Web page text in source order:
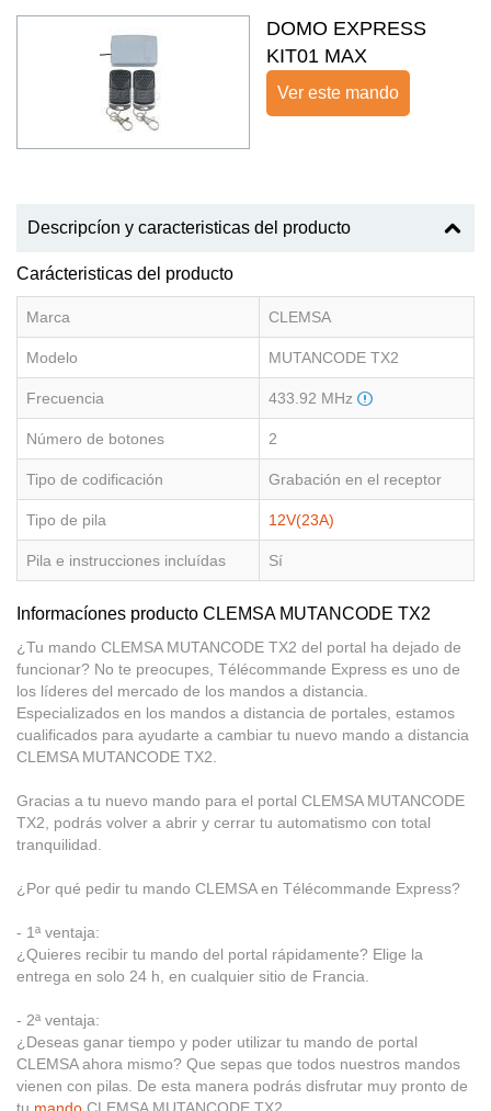
DOMO EXPRESS
KIT01 MAX
Ver este mando
Descripcíon y caracteristicas del producto
Carácteristicas del producto
Marca CLEMSA
Modelo MUTANCODE TX2
Frecuencia 433.92 MHz
Número de botones 2
Tipo de codificación Grabación en el receptor
Tipo de pila 12V(23A)
Pila e instrucciones incluídas Sí
Informacíones producto CLEMSA MUTANCODE TX2
¿Tu mando CLEMSA MUTANCODE TX2 del portal ha dejado de
funcionar? No te preocupes, Télécommande Express es uno de
los líderes del mercado de los mandos a distancia.
Especializados en los mandos a distancia de portales, estamos
cualificados para ayudarte a cambiar tu nuevo mando a distancia
CLEMSA MUTANCODE TX2.
Gracias a tu nuevo mando para el portal CLEMSA MUTANCODE
TX2, podrás volver a abrir y cerrar tu automatismo con total
tranquilidad.
¿Por qué pedir tu mando CLEMSA en Télécommande Express?
- 1ª ventaja:
¿Quieres recibir tu mando del portal rápidamente? Elige la
entrega en solo 24 h, en cualquier sitio de Francia.
- 2ª ventaja:
¿Deseas ganar tiempo y poder utilizar tu mando de portal
CLEMSA ahora mismo? Que sepas que todos nuestros mandos
vienen con pilas. De esta manera podrás disfrutar muy pronto de